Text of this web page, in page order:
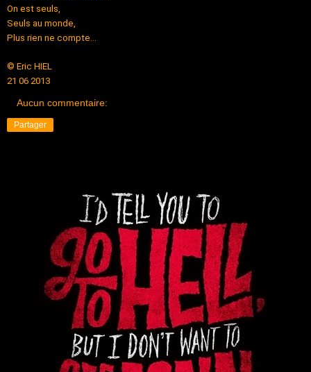
On est seuls,
Seuls au monde,
Plus rien ne compte...
© Eric HIEL
21 06 2013
Aucun commentaire:
Partager